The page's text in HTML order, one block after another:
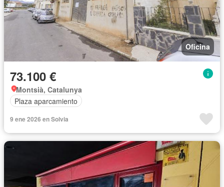
Oficina
73.100 €
Montsià, Catalunya
Plaza aparcamiento
9 ene 2026 en Solvia